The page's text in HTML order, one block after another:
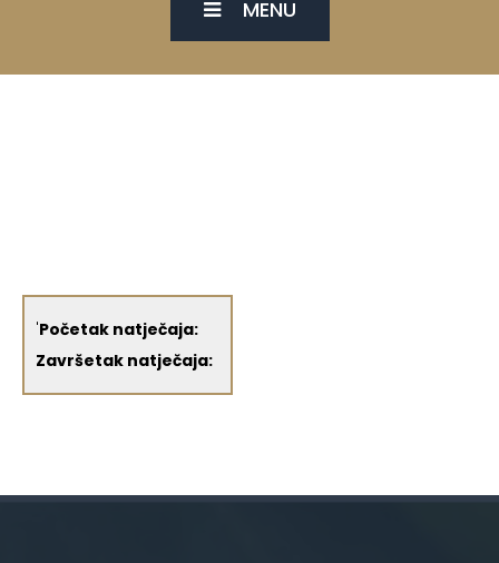
MENU
'Početak natječaja:
Završetak natječaja: